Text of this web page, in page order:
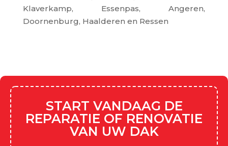
Klaverkamp, Essenpas, Angeren,
Doornenburg, Haalderen en Ressen
START VANDAAG DE
REPARATIE OF RENOVATIE
VAN UW DAK